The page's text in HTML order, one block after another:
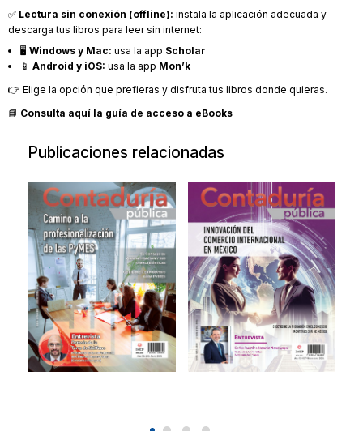
✅ Lectura sin conexión (offline): instala la aplicación adecuada y
descarga tus libros para leer sin internet:
🖥️ Windows y Mac: usa la app Scholar
📱 Android y iOS: usa la app Mon’k
👉 Elige la opción que prefieras y disfruta tus libros donde quieras.
📘 Consulta aquí la guía de acceso a eBooks
Publicaciones relacionadas
Revista de
Contaduría
Pública Mayo
2025
Camino a la
profesionalización de
las PyMES.
2025
$90.00
Revista de
Contaduría
Pública
Noviembre
2024
Innovación del
Comercio
Internacional en
México
2024